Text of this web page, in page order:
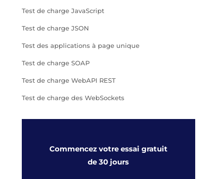
Test de charge JavaScript
Test de charge JSON
Test des applications à page unique
Test de charge SOAP
Test de charge WebAPI REST
Test de charge des WebSockets
Commencez votre essai gratuit
de 30 jours